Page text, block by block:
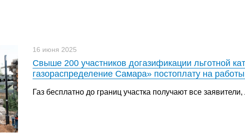
16 июня 2025
Свыше 200 участников догазификации льготной
газораспределение Самара» постоплату на
Газ бесплатно до границ участка получают все